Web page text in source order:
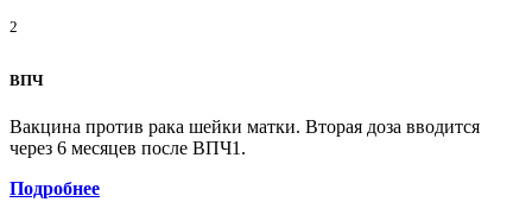
2
ВПЧ
Вакцина против рака шейки матки. Вторая доза вводится
через 6 месяцев после ВПЧ1.
Подробнее